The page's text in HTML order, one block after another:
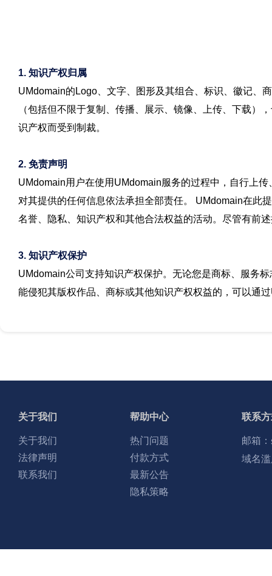
1. 知识产权归属
UMdomain的Logo、文字、图形及其组合、标识、徽记、
（包括但不限于复制、传播、展示、镜像、上传、下载
识产权而受到制裁。
2. 免责声明
UMdomain用户在使用UMdomain服务的过程中，自行上
对其提供的任何信息依法承担全部责任。 UMdomain在此
名誉、隐私、知识产权和其他合法权益的活动。尽管有前
3. 知识产权保护
UMdomain公司支持知识产权保护。无论您是商标、服务
能侵犯其版权作品、商标或其他知识产权权益的，可以通
关于我们
关于我们
法律声明
联系我们
帮助中心
热门问题
付款方式
最新公告
隐私策略
联系
邮箱：
域名